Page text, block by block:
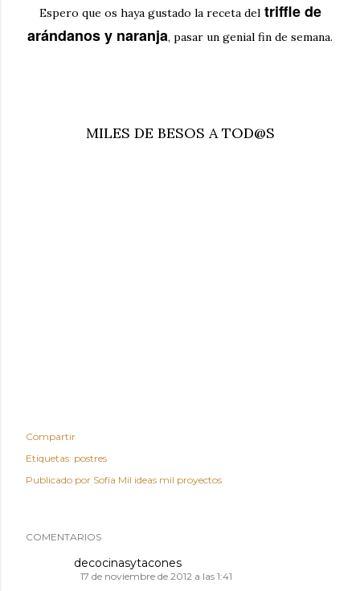
Espero que os haya gustado la receta deltriffle de
arándanos y naranja, pasar un genial fin de semana.
MILES DE BESOS A TOD@S
Compartir
Etiquetas: postres
Publicado por Sofía Mil ideas mil proyectos
COMENTARIOS
decocinasytacones
17 de noviembre de 2012 a las 1:41